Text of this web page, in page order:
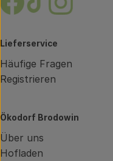
Lieferservice
Häufige Fragen
Registrieren
Ökodorf Brodowin
Über uns
Hofladen